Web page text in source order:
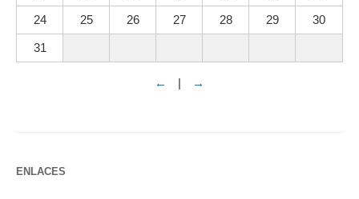
24 25 26 27 28 29 30
31
← | →
ENLACES